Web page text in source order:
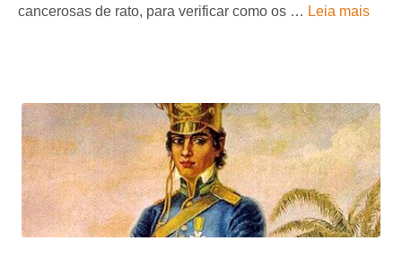
cancerosas de rato, para verificar como os … Leia mais